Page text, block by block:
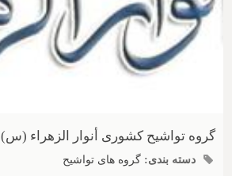
گروه تواشیح کشوری أنوار الزهراء (س)
دسته بندی:گروه های تواشیح